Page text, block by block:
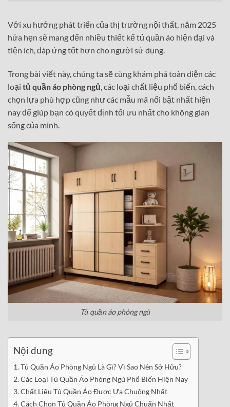
Với xu hướng phát triển của thị trường nội thất, năm 2025
hứa hẹn sẽ mang đến nhiều thiết kế tủ quần áo hiện đại và
tiện ích, đáp ứng tốt hơn cho người sử dụng.
Trong bài viết này, chúng ta sẽ cùng khám phá toàn diện các
loại tủ quần áo phòng ngủ, các loại chất liệu phổ biến, cách
chọn lựa phù hợp cũng như các mẫu mã nổi bật nhất hiện
nay để giúp bạn có quyết định tối ưu nhất cho không gian
sống của mình.
Tủ quần áo phòng ngủ
Nội dung
Tủ Quần Áo Phòng Ngủ Là Gì? Vì Sao Nên Sở Hữu?
Các Loại Tủ Quần Áo Phòng Ngủ Phổ Biến Hiện Nay
Chất Liệu Tủ Quần Áo Được Ưa Chuộng Nhất
Cách Chọn Tủ Quần Áo Phòng Ngủ Chuẩn Nhất